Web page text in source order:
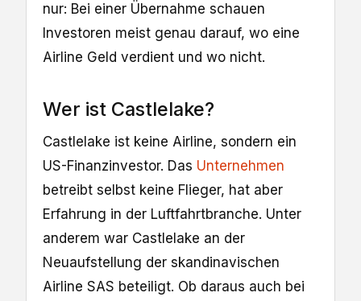
nur: Bei einer Übernahme schauen
Investoren meist genau darauf, wo eine
Airline Geld verdient und wo nicht.
Wer ist Castlelake?
Castlelake ist keine Airline, sondern ein
US-Finanzinvestor. Das Unternehmen
betreibt selbst keine Flieger, hat aber
Erfahrung in der Luftfahrtbranche. Unter
anderem war Castlelake an der
Neuaufstellung der skandinavischen
Airline SAS beteiligt. Ob daraus auch bei